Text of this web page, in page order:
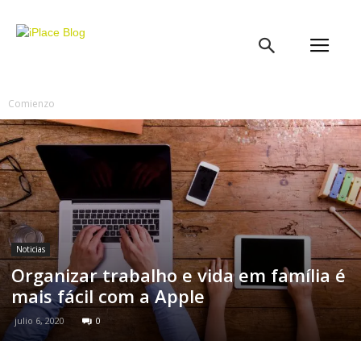
Comienzo
Noticias
Organizar trabalho e vida em família é
mais fácil com a Apple
julio 6, 2020 0